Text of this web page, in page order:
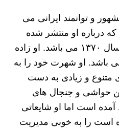
و توانمند ایرانی می
که درباره او منتشر شده
است، او متولد ۲۷ آذر ماه سال ۱۳۷۰ می باشد. او زاده
باشد. او شهرت خود را به
متنوع و زیادی به دست
حواشی و جنجال های
آمده است اما او شایعاتی
است را به خوبی مدیریت